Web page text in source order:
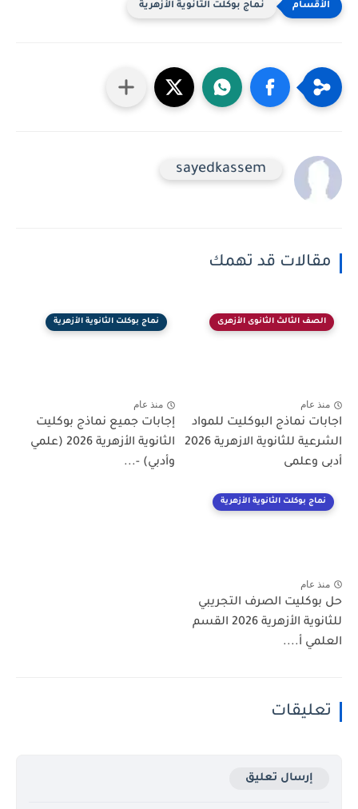
نماج بوكلت الثانوية الأزهرية
sayedkassem
مقالات قد تهمك
الصف الثالث الثانوى الأزهرى
منذ عام
اجابات نماذج البوكليت للمواد
الشرعية للثانوية الازهرية 2026
أدبى وعلمى
نماج بوكلت الثانوية الأزهرية
منذ عام
إجابات جميع نماذج بوكليت
الثانوية الأزهرية 2026 (علمي
وأدبي) -...
نماج بوكلت الثانوية الأزهرية
منذ عام
حل بوكليت الصرف التجريبي
للثانوية الأزهرية 2026 القسم
العلمي أ....
تعليقات
إرسال تعليق